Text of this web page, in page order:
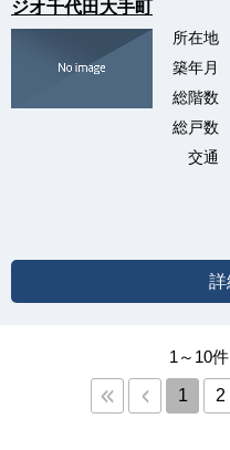
ジオ千代田大手町
所在地
築年月
総階数
総戸数
交通
詳
1～10
1 2